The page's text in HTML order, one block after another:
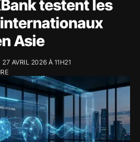
testent les
Asie
27 AVRIL 2026 À 11H21